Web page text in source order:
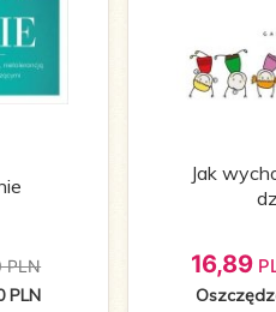
PLN
PLN
Jak
16,89